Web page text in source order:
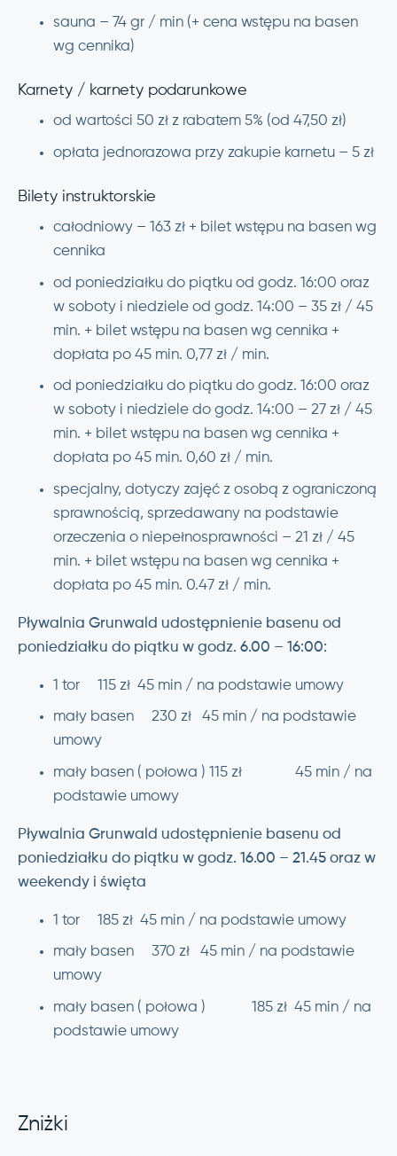
sauna – 74 gr / min (+ cena wstępu na basen
wg cennika)
Karnety / karnety podarunkowe
od wartości 50 zł z rabatem 5% (od 47,50 zł)
opłata jednorazowa przy zakupie karnetu – 5 zł
Bilety instruktorskie
całodniowy – 163 zł + bilet wstępu na basen wg
cennika
od poniedziałku do piątku od godz. 16:00 oraz
w soboty i niedziele od godz. 14:00 – 35 zł / 45
min. + bilet wstępu na basen wg cennika +
dopłata po 45 min. 0,77 zł / min.
od poniedziałku do piątku do godz. 16:00 oraz
w soboty i niedziele do godz. 14:00 – 27 zł / 45
min. + bilet wstępu na basen wg cennika +
dopłata po 45 min. 0,60 zł / min.
specjalny, dotyczy zajęć z osobą z ograniczoną
sprawnością, sprzedawany na podstawie
orzeczenia o niepełnosprawności – 21 zł / 45
min. + bilet wstępu na basen wg cennika +
dopłata po 45 min. 0.47 zł / min.
Pływalnia Grunwald udostępnienie basenu od
poniedziałku do piątku w godz. 6.00 – 16:00:
1 tor 115 zł 45 min / na podstawie umowy
mały basen 230 zł 45 min / na podstawie
umowy
mały basen ( połowa ) 115 zł 45 min / na
podstawie umowy
Pływalnia Grunwald udostępnienie basenu od
poniedziałku do piątku w godz. 16.00 – 21.45 oraz w
weekendy i święta
1 tor 185 zł 45 min / na podstawie umowy
mały basen 370 zł 45 min / na podstawie
umowy
mały basen ( połowa ) 185 zł 45 min / na
podstawie umowy
Zniżki